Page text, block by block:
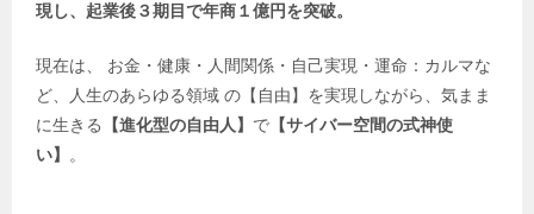
現し、起業後３期目で年商１億円を突破。
現在は、 お金・健康・人間関係・自己実現・運命：カルマな
ど、人生のあらゆる領域 の【自由】を実現しながら、気まま
に生きる
【進化型の自由人】 で 【サイバー空間の式神使
い】 。